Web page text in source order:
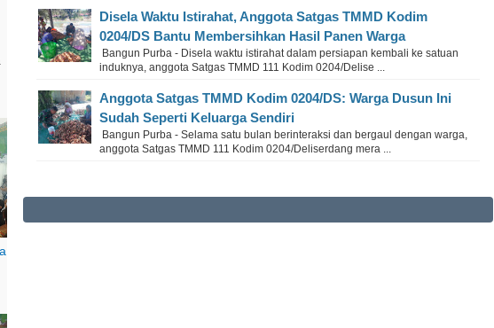
Disela Waktu Istirahat, Anggota Satgas TMMD Kodim
0204/DS Bantu Membersihkan Hasil Panen Warga
Bangun Purba - Disela waktu istirahat dalam persiapan kembali ke satuan
induknya, anggota Satgas TMMD 111 Kodim 0204/Delise ...
Anggota Satgas TMMD Kodim 0204/DS: Warga Dusun Ini
Sudah Seperti Keluarga Sendiri
Bangun Purba - Selama satu bulan berinteraksi dan bergaul dengan warga,
anggota Satgas TMMD 111 Kodim 0204/Deliserdang mera ...